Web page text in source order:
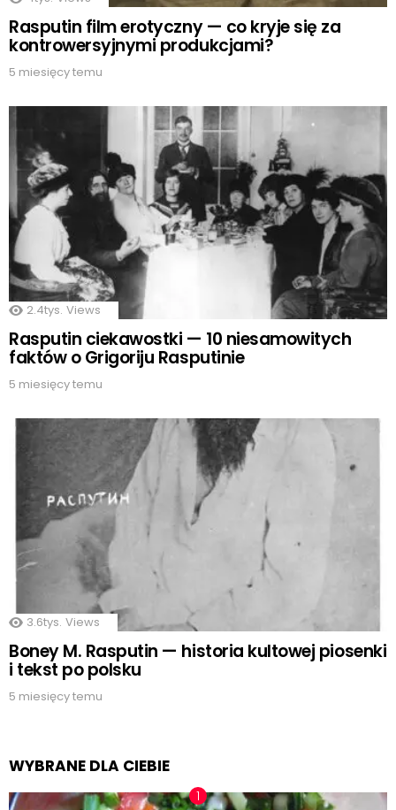
Rasputin film erotyczny — co kryje się za
kontrowersyjnymi produkcjami?
5 miesięcy temu
2.4tys. Views
Rasputin ciekawostki — 10 niesamowitych
faktów o Grigoriju Rasputinie
5 miesięcy temu
3.6tys. Views
Boney M. Rasputin — historia kultowej piosenki
i tekst po polsku
5 miesięcy temu
WYBRANE DLA CIEBIE